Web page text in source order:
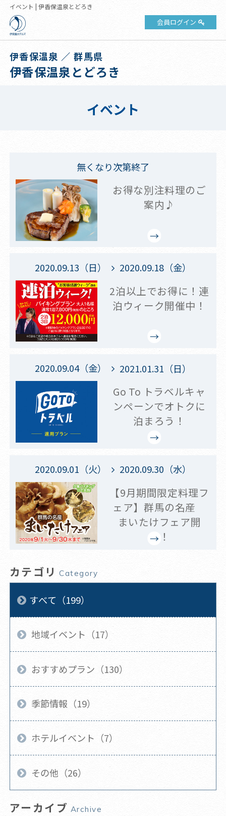
イベント | 伊香保温泉とどろき
会員ログイン
伊香保温泉 ／ 群馬県
伊香保温泉とどろき
イベント
無くなり次第終了
お得な別注料理のご
案内♪
2020.09.13（日） 2020.09.18（金）
2泊以上でお得に！連
泊ウィーク開催中！
2020.09.04（金） 2021.01.31（日）
Go To トラベルキャ
ンペーンでオトクに
泊まろう！
2020.09.01（火） 2020.09.30（水）
【9月期間限定料理フ
ェア】群馬の名産
まいたけフェア開
催！
カテゴリ Category
すべて（199）
地域イベント（17）
おすすめプラン（130）
季節情報（19）
ホテルイベント（7）
その他（26）
アーカイブ Archive